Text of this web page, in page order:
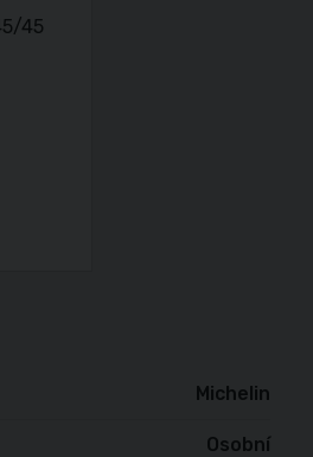
Michelin
Osobní